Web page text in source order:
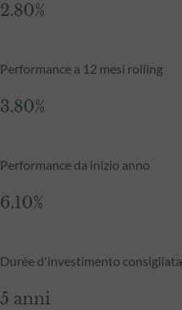
2.80%
Performance a 12 mesi rolling
3.80%
Performance da inizio anno
6.10%
Durée d'investimento consigliata
5 anni